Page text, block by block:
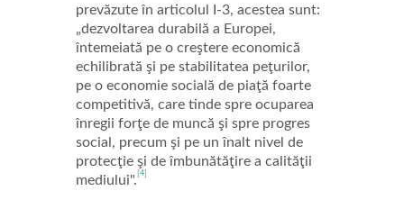
prevăzute în articolul I-3, acestea sunt:
„dezvoltarea durabilă a Europei,
întemeiată pe o creştere economică
echilibrată şi pe stabilitatea peţurilor,
pe o economie socială de piaţă foarte
competitivă, care tinde spre ocuparea
înregii forţe de muncă şi spre progres
social, precum şi pe un înalt nivel de
protecţie şi de îmbunătăţire a calităţii
mediului". [4]